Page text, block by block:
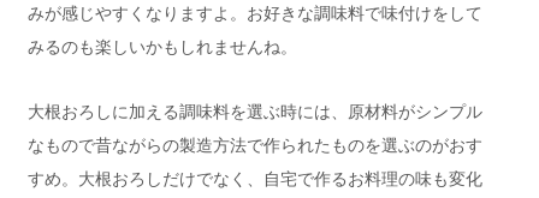
みが感じやすくなりますよ。お好きな調味料で味付けをして
みるのも楽しいかもしれませんね。
大根おろしに加える調味料を選ぶ時には、原材料がシンプル
なもので昔ながらの製造方法で作られたものを選ぶのがおす
すめ。大根おろしだけでなく、自宅で作るお料理の味も変化